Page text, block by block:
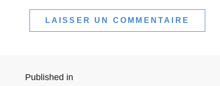
Navigation
Published in